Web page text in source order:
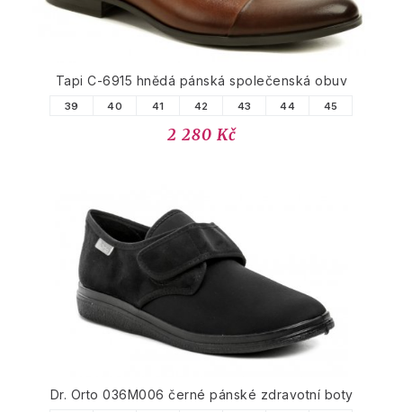
Tapi C-6915 hnědá pánská společenská obuv
39 40 41 42 43 44 45
2 280 Kč
Dr. Orto 036M006 černé pánské zdravotní boty